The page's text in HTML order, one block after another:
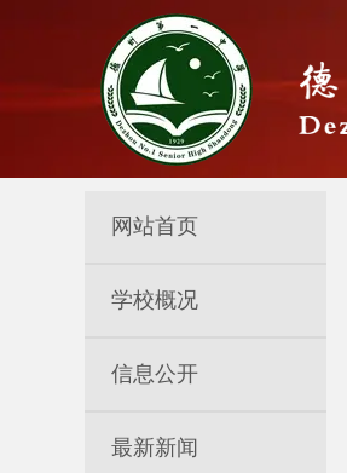
网站首页
学校概况
信息公开
最新新闻